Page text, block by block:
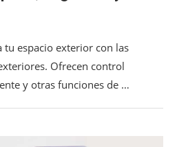
espacio exterior con las
Ofrecen control
y otras funciones de …